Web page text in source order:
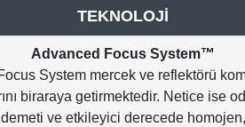
TEKNOLOJİ
Advanced Focus System™
System mercek ve reflektörü
biraraya getirmektedir. Netice ise
demeti ve etkileyici derecede